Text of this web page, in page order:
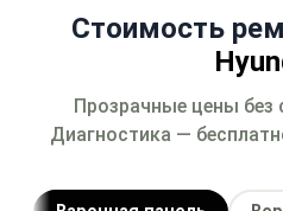
Стоимость
Прозрачные цены без
Диагностика —